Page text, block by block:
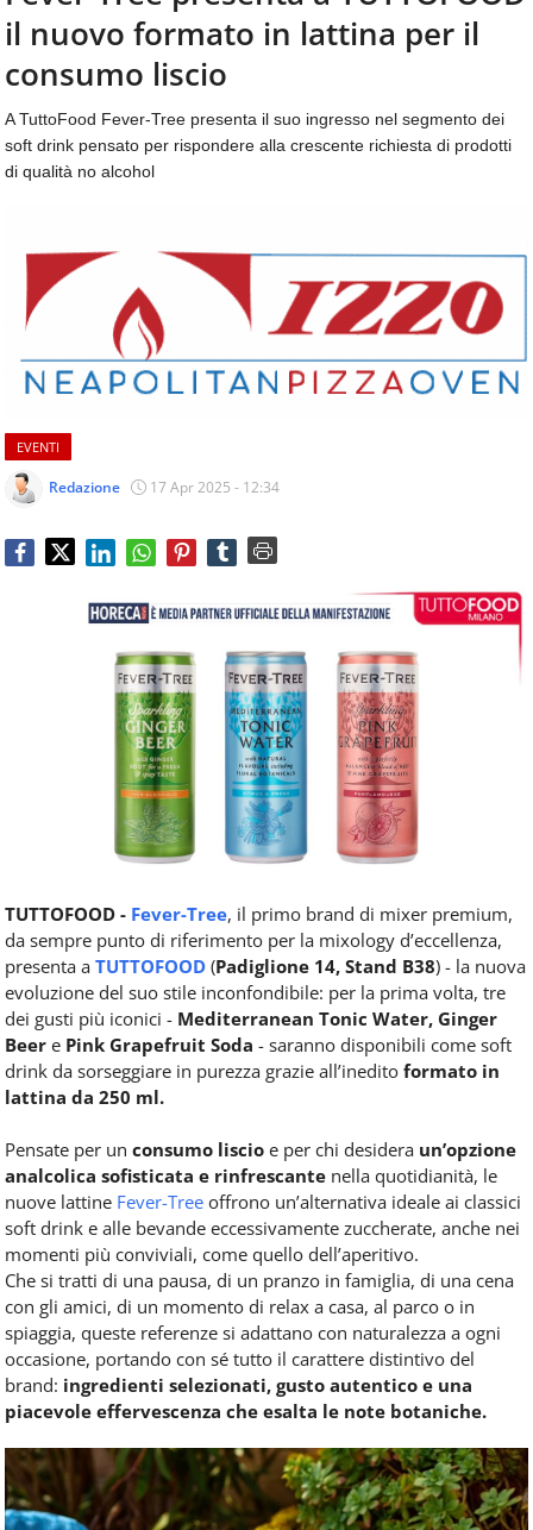
aggiornamenti
quotidiani
temi
come
ospitalità,
ristorazione,
food
catering
e
articoli
sul
mondo
dei
consumi
fuoricasa,
Food
Service
CONTATTI
il nuovo formato in lattina per il
consumo liscio
A TuttoFood Fever-Tree presenta il suo ingresso nel segmento dei
soft drink pensato per rispondere alla crescente richiesta di prodotti
di qualità no alcohol
EVENTI
Redazione 17 Apr 2025 - 12:34
TUTTOFOOD - Fever-Tree, il primo brand di mixer premium,
da sempre punto di riferimento per la mixology d’eccellenza,
presenta a TUTTOFOOD (Padiglione 14, Stand B38) - la nuova
evoluzione del suo stile inconfondibile: per la prima volta, tre
dei gusti più iconici - Mediterranean Tonic Water, Ginger
Beer e Pink Grapefruit Soda - saranno disponibili come soft
drink da sorseggiare in purezza grazie all’inedito formato in
lattina da 250 ml.
Pensate per un consumo liscio e per chi desidera un’opzione
analcolica sofisticata e rinfrescante nella quotidianità, le
nuove lattine Fever-Tree offrono un’alternativa ideale ai classici
soft drink e alle bevande eccessivamente zuccherate, anche nei
momenti più conviviali, come quello dell’aperitivo.
Che si tratti di una pausa, di un pranzo in famiglia, di una cena
con gli amici, di un momento di relax a casa, al parco o in
spiaggia, queste referenze si adattano con naturalezza a ogni
occasione, portando con sé tutto il carattere distintivo del
brand: ingredienti selezionati, gusto autentico e una
piacevole effervescenza che esalta le note botaniche.